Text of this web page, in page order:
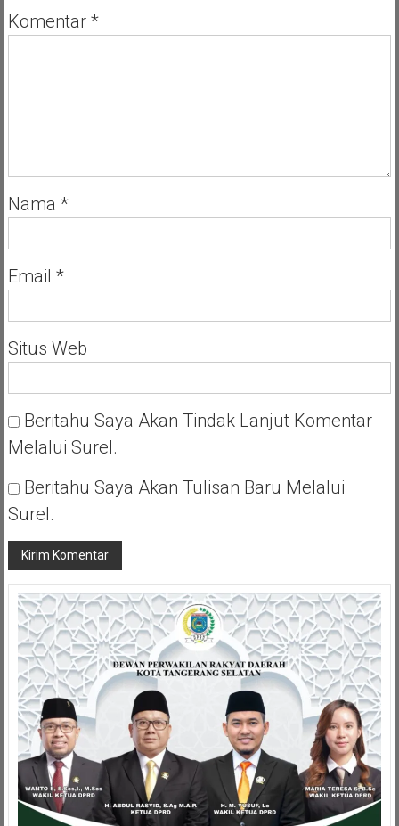
Komentar *
Nama *
Email *
Situs Web
Beritahu Saya Akan Tindak Lanjut Komentar
Melalui Surel.
Beritahu Saya Akan Tulisan Baru Melalui
Surel.